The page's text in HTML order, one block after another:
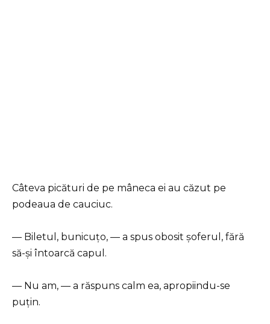
Câteva picături de pe mâneca ei au căzut pe
podeaua de cauciuc.
— Biletul, bunicuțo, — a spus obosit șoferul, fără
să-și întoarcă capul.
— Nu am, — a răspuns calm ea, apropiindu-se
puțin.